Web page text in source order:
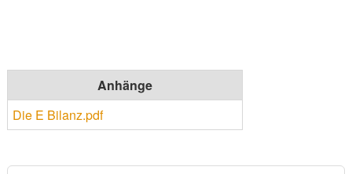
Anhänge
Die E Bilanz.pdf